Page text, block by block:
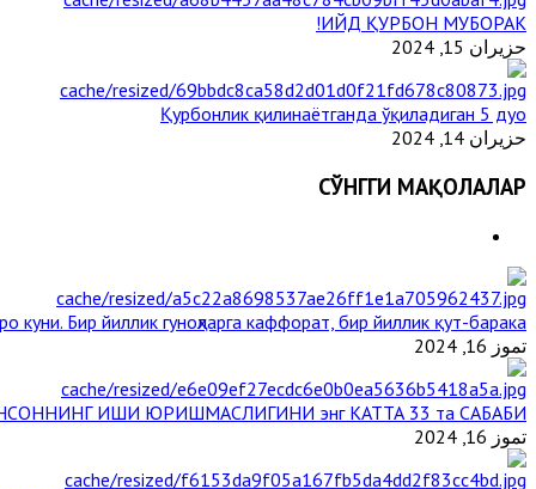
ИЙД ҚУРБОН МУБОРАК!
حزيران 15, 2024
Қурбонлик қилинаётганда ўқиладиган 5 дуо
حزيران 14, 2024
СЎНГГИ МАҚОЛАЛАР
куни. Бир йиллик гуноҳларга каффорат, бир йиллик қут-барака
تموز 16, 2024
ИШИ ЮРИШМАСЛИГИНИ энг КАТТА 33 та САБАБИ
تموز 16, 2024